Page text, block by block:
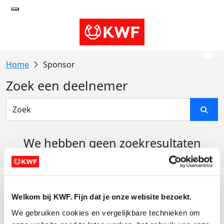
Welkom bij KWF. Fijn dat je onze website bezoekt.
We gebruiken cookies en vergelijkbare technieken om
Sponsor
Zoek een deelnemer
We hebben geen zoekresultaten
Actiematerialen
Evenementen